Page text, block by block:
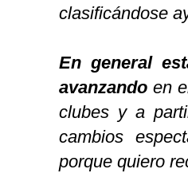
clasificándose
En general
avanzando en
clubes y a
cambios
porque quiero